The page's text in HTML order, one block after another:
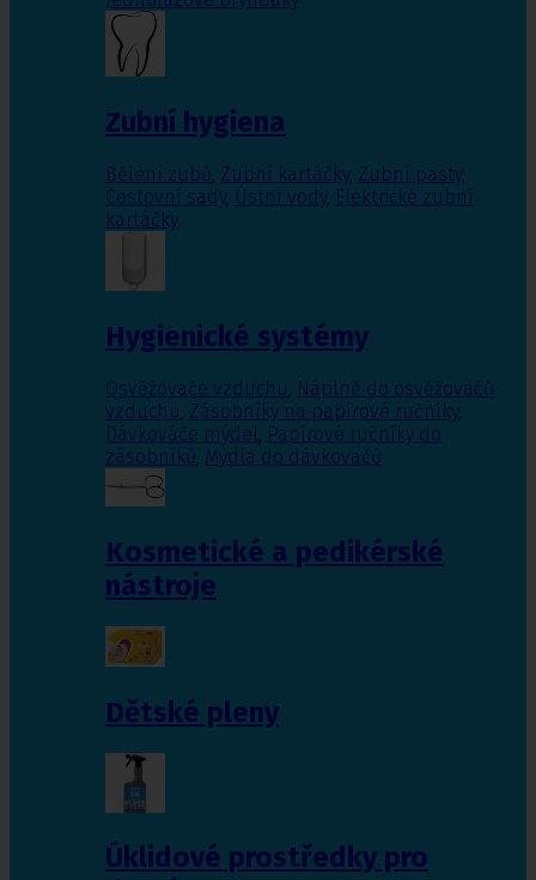
Zubní hygiena
Bělení zubů, Zubní kartáčky, Zubní pasty,
Cestovní sady, Ústní vody, Elektrické zubní
kartáčky
Hygienické systémy
Osvěžovače vzduchu, Náplně do osvěžovačů
vzduchu, Zásobníky na papírové ručníky,
Dávkováče mýdel, Papírové ručníky do
zásobníků, Mýdla do dávkovačů
Kosmetické a pedikérské
nástroje
Dětské pleny
Úklidové prostředky pro